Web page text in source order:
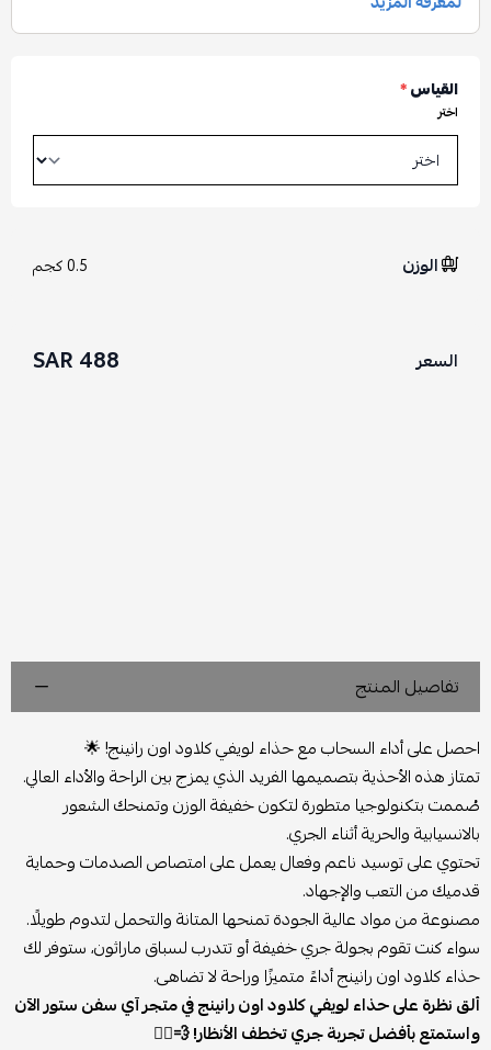
القياس*
اختر
الوزن 0.5 كجم
السعر 488 SAR
تفاصيل المنتج
احصل على أداء السحاب مع حذاء لويفي كلاود اون رانينج! 🌟
تمتاز هذه الأحذية بتصميمها الفريد الذي يمزج بين الراحة والأداء العالي.
صُممت بتكنولوجيا متطورة لتكون خفيفة الوزن وتمنحك الشعور
بالانسيابية والحرية أثناء الجري.
تحتوي على توسيد ناعم وفعال يعمل على امتصاص الصدمات وحماية
قدميك من التعب والإجهاد.
مصنوعة من مواد عالية الجودة تمنحها المتانة والتحمل لتدوم طويلًا.
سواء كنت تقوم بجولة جري خفيفة أو تتدرب لسباق ماراثون، ستوفر لك
حذاء كلاود اون رانينج أداءً متميزًا وراحة لا تضاهى.
ألق نظرة على حذاء لويفي كلاود اون رانينج في متجر آي سفن ستور الآن
واستمتع بأفضل تجربة جري تخطف الأنظار! 💨🏃‍♂️